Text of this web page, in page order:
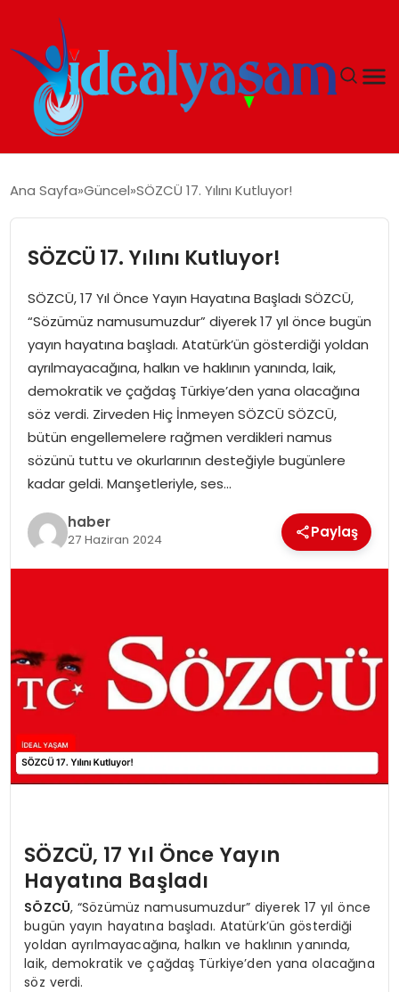
GÜNDEM
EKONOMI
İDEAL YAŞAM
İDEAL SPOR
YAŞAM
MAGAZIN
SOSYAL HABER
Ana Sayfa Güncel SÖZCÜ 17. Yılını Kutluyor!
SÖZCÜ 17. Yılını Kutluyor!
SÖZCÜ, 17 Yıl Önce Yayın Hayatına Başladı SÖZCÜ,
“Sözümüz namusumuzdur” diyerek 17 yıl önce bugün
yayın hayatına başladı. Atatürk’ün gösterdiği yoldan
ayrılmayacağına, halkın ve haklının yanında, laik,
demokratik ve çağdaş Türkiye’den yana olacağına
söz verdi. Zirveden Hiç İnmeyen SÖZCÜ SÖZCÜ,
bütün engellemelere rağmen verdikleri namus
sözünü tuttu ve okurlarının desteğiyle bugünlere
kadar geldi. Manşetleriyle, ses…
haber
27 Haziran 2024 Paylaş
SÖZCÜ, 17 Yıl Önce Yayın
Hayatına Başladı
SÖZCÜ, “Sözümüz namusumuzdur” diyerek 17 yıl önce
bugün yayın hayatına başladı. Atatürk’ün gösterdiği
yoldan ayrılmayacağına, halkın ve haklının yanında,
laik, demokratik ve çağdaş Türkiye’den yana olacağına
söz verdi.